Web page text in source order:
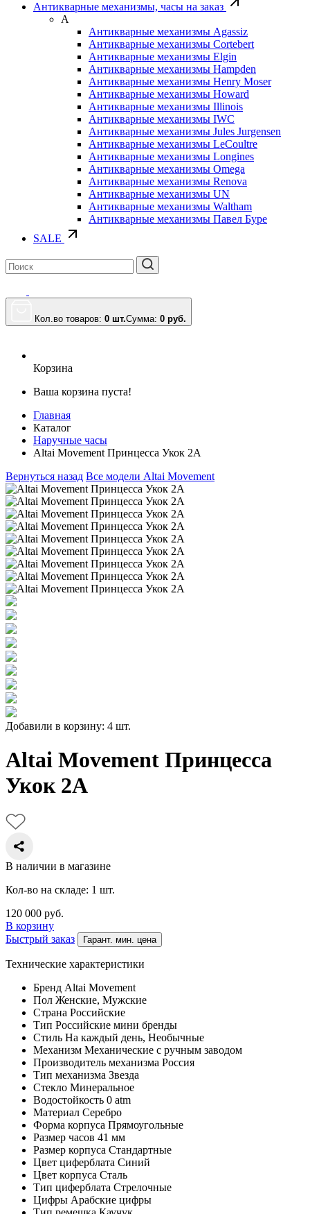
Антикварные механизмы, часы на заказ
А
Антикварные механизмы Agassiz
Антикварные механизмы Cortebert
Антикварные механизмы Elgin
Антикварные механизмы Hampden
Антикварные механизмы Henry Moser
Антикварные механизмы Howard
Антикварные механизмы Illinois
Антикварные механизмы IWC
Антикварные механизмы Jules Jurgensen
Антикварные механизмы LeCoultre
Антикварные механизмы Longines
Антикварные механизмы Omega
Антикварные механизмы Renova
Антикварные механизмы UN
Антикварные механизмы Waltham
Антикварные механизмы Павел Буре
SALE
Кол.во товаров: 0 шт.Сумма: 0 руб.
Корзина
Ваша корзина пуста!
Главная
Каталог
Наручные часы
Altai Movement Принцесса Укок 2А
Вернуться назад Все модели Altai Movement
Добавили в корзину: 4 шт.
Altai Movement Принцесса
Укок 2А
В наличии в магазине
Кол-во на складе: 1 шт.
120 000 руб.
В корзину
Быстрый заказ
Гарант. мин. цена
Технические характеристики
Бренд Altai Movement
Пол Женские, Мужские
Страна Российские
Тип Российские мини бренды
Стиль На каждый день, Необычные
Механизм Механические с ручным заводом
Производитель механизма Россия
Тип механизма Звезда
Стекло Минеральное
Водостойкость 0 atm
Материал Серебро
Форма корпуса Прямоугольные
Размер часов 41 мм
Размер корпуса Стандартные
Цвет циферблата Синий
Цвет корпуса Сталь
Тип циферблата Стрелочные
Цифры Арабские цифры